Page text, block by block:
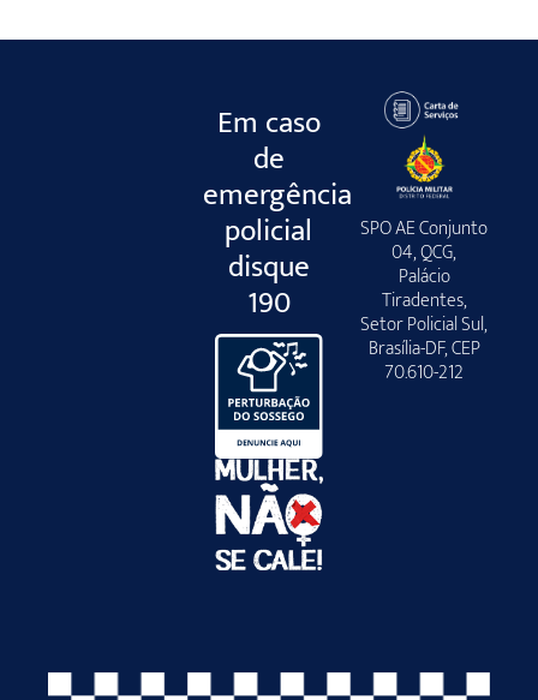
Em caso
de
emergência
policial
disque
190
SPO AE Conjunto
04, QCG,
Palácio
Tiradentes,
Setor Policial Sul,
Brasília-DF, CEP
70.610-212